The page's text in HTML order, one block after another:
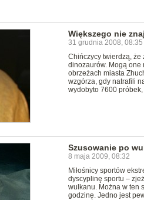
Większego nie
31 grudnia 2008, 08:35
Chińczycy twierdzą,
dinozaurów. Mogą one
obrzeżach miasta
wzgórza, gdy natrafili
wydobyto 7600
Szusowanie po
8 maja 2009, 08:32
Miłośnicy sportów
dyscyplinę sportu –
wulkanu. Można w ten
godzinę. Jedno jest